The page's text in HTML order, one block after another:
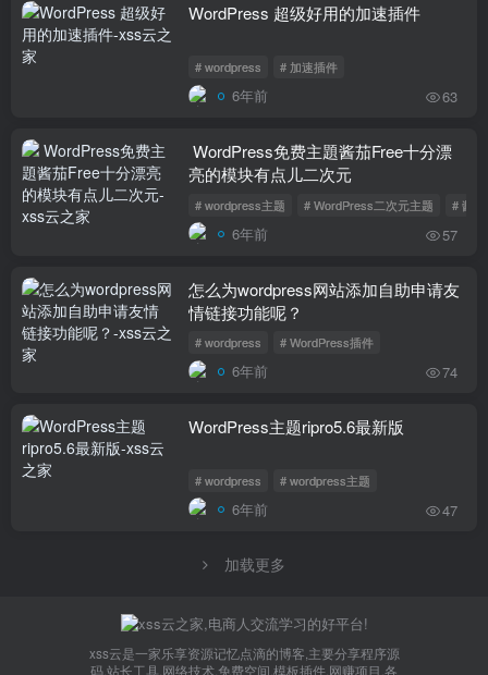
WordPress 超级好用的加速插件
# wordpress # 加速插件
6年前 63
WordPress免费主題酱茄Free十分漂
亮的模块有点儿二次元
# wordpress主题 # WordPress二次元主题 # 酱
6年前 57
怎么为wordpress网站添加自助申请友
情链接功能呢？
# wordpress # WordPress插件
6年前 74
WordPress主题ripro5.6最新版
# wordpress # wordpress主题
6年前 47
加载更多
xss云是一家乐享资源记忆点滴的博客,主要分享程序源
码,站长工具,网络技术,免费空间,模板插件,网赚项目,各